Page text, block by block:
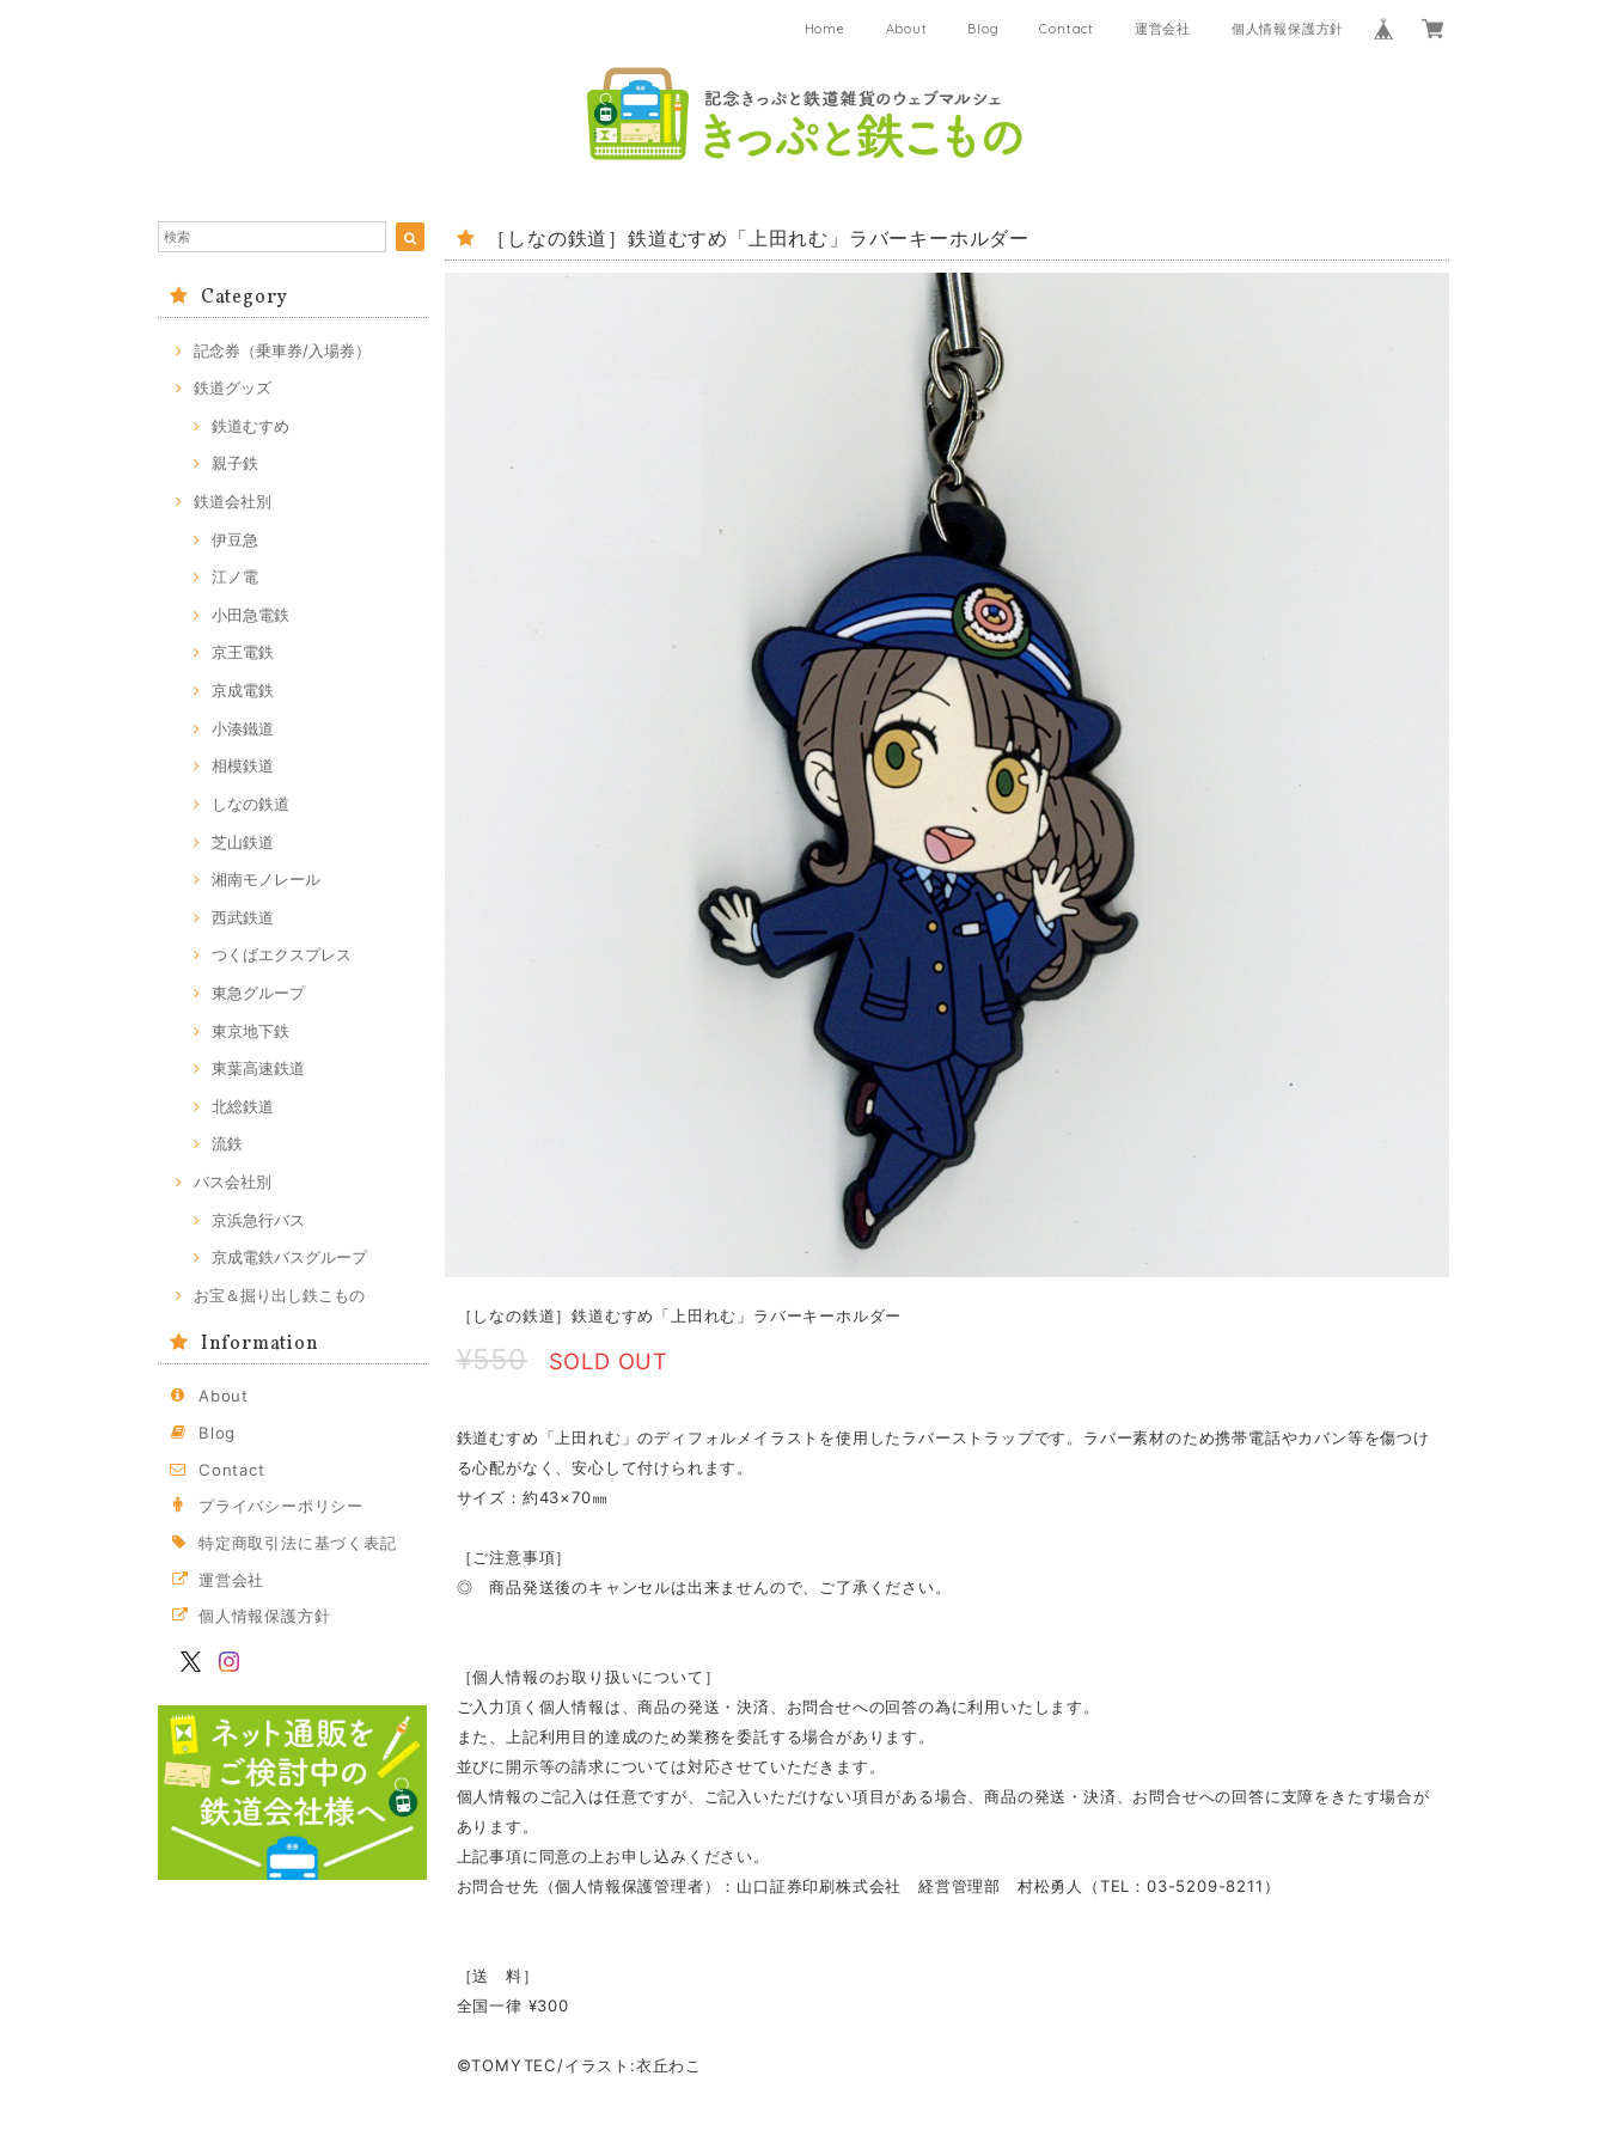
Home About Blog Contact 運営会社 個人情報保護方針
Category
記念券（乗車券/入場券）
鉄道グッズ
鉄道むすめ
親子鉄
鉄道会社別
伊豆急
江ノ電
小田急電鉄
京王電鉄
京成電鉄
小湊鐵道
相模鉄道
しなの鉄道
芝山鉄道
湘南モノレール
西武鉄道
つくばエクスプレス
東急グループ
東京地下鉄
東葉高速鉄道
北総鉄道
流鉄
バス会社別
京浜急行バス
京成電鉄バスグループ
お宝＆掘り出し鉄こもの
Information
About
Blog
Contact
プライバシーポリシー
特定商取引法に基づく表記
運営会社
個人情報保護方針
［しなの鉄道］鉄道むすめ「上田れむ」ラバーキーホルダー
［しなの鉄道］鉄道むすめ「上田れむ」ラバーキーホルダー
¥550 SOLD OUT
鉄道むすめ「上田れむ」のディフォルメイラストを使用したラバーストラップです。ラバー素材のため携帯電話やカバン等を傷つけ
る心配がなく、安心して付けられます。
サイズ：約43×70㎜
［ご注意事項］
◎ 商品発送後のキャンセルは出来ませんので、ご了承ください。
［個人情報のお取り扱いについて］
ご入力頂く個人情報は、商品の発送・決済、お問合せへの回答の為に利用いたします。
また、上記利用目的達成のため業務を委託する場合があります。
並びに開示等の請求については対応させていただきます。
個人情報のご記入は任意ですが、ご記入いただけない項目がある場合、商品の発送・決済、お問合せへの回答に支障をきたす場合が
あります。
上記事項に同意の上お申し込みください。
お問合せ先（個人情報保護管理者）：山口証券印刷株式会社 経営管理部 村松勇人（TEL：03-5209-8211）
［送 料］
全国一律 ¥300
©TOMYTEC/イラスト:衣丘わこ